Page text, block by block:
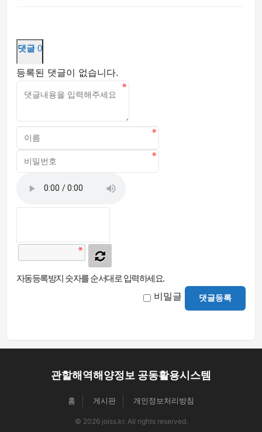
댓글 0
등록된 댓글이 없습니다.
자동등록방지 숫자를 순서대로 입력하세요.
비밀글 댓글등록
관할해역해양정보 공동활용시스템
홈 게시판 개인정보처리방침
© 2026 joiss.kr. All rights reserved.